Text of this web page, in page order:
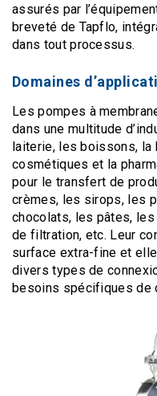
assurés par
breveté de Tapflo,
dans tout processus.
Domaines
Les pompes à
dans une multitude
laiterie, les boissons, la
cosmétiques et la
pour le transfert de
crèmes, les sirops, les
chocolats, les pâtes,
de filtration, etc. Leur
surface extra-fine et
divers types de
besoins spécifiques de